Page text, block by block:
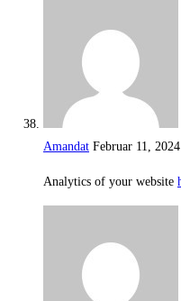
Amandat Februar 11, 2024
Analytics of your website